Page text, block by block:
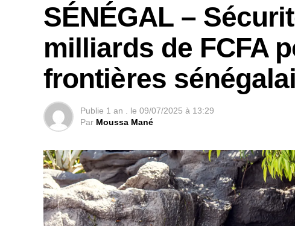
SÉNÉGAL –
milliards de FCFA
frontières
Publie 1 an . le 09/07/2025 à 13:29
Par Moussa Mané